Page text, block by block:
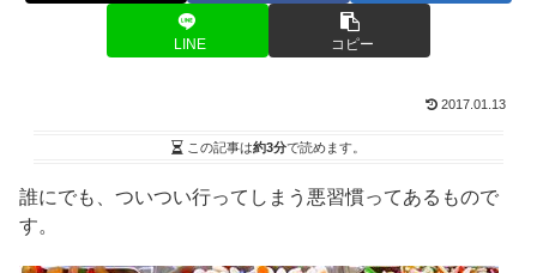
LINE コピー
2017.01.13
この記事は約3分で読めます。
誰にでも、ついつい行ってしまう悪習慣ってあるもので
す。